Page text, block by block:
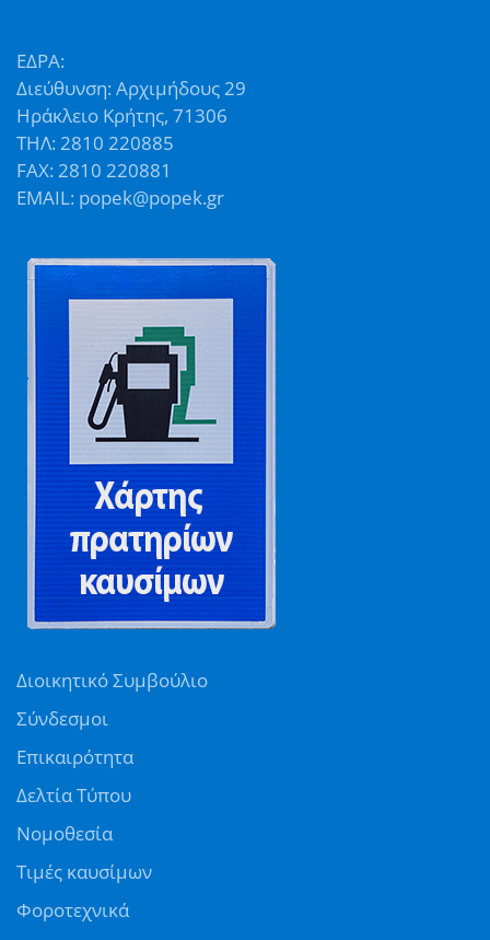
ΕΔΡΑ:
Διεύθυνση: Αρχιμήδους 29
Ηράκλειο Κρήτης, 71306
ΤΗΛ: 2810 220885
FAX: 2810 220881
EMAIL: popek@popek.gr
Διοικητικό Συμβούλιο
Σύνδεσμοι
Επικαιρότητα
Δελτία Τύπου
Νομοθεσία
Τιμές καυσίμων
Φοροτεχνικά